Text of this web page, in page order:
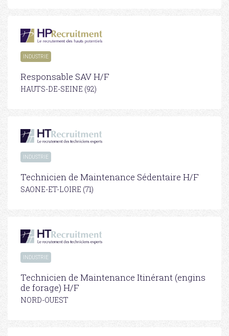
INDUSTRIE
Responsable SAV H/F
HAUTS-DE-SEINE (92)
INDUSTRIE
Technicien de Maintenance Sédentaire H/F
SAONE-ET-LOIRE (71)
INDUSTRIE
Technicien de Maintenance Itinérant (engins
de forage) H/F
NORD-OUEST